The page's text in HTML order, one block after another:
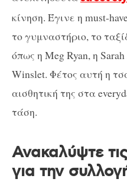
κίνηση. Έγινε η must-
το γυμναστήριο, το
όπως η Meg Ryan, η
Winslet. Φέτος αυτή η
αισθητική της στα
τάση.
Ανακαλύψτε
για την